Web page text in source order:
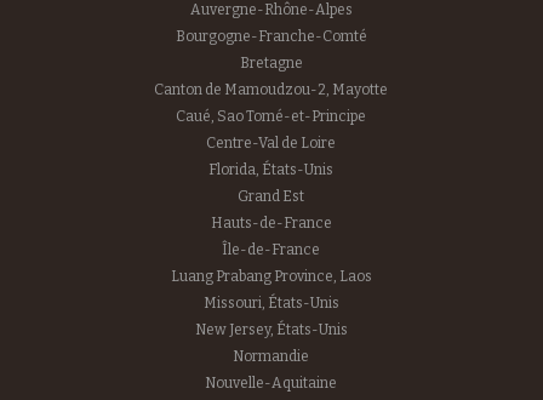
Auvergne-Rhône-Alpes
Bourgogne-Franche-Comté
Bretagne
Canton de Mamoudzou-2, Mayotte
Caué, Sao Tomé-et-Principe
Centre-Val de Loire
Florida, États-Unis
Grand Est
Hauts-de-France
Île-de-France
Luang Prabang Province, Laos
Missouri, États-Unis
New Jersey, États-Unis
Normandie
Nouvelle-Aquitaine